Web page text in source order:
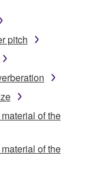
pitch
of the
of the